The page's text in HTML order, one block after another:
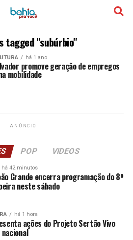
tagged "subúrbio"
há 1 ano
promove geração de empregos
mobilidade
ANÚNCIO
POP VIDEOS
há 42 minutos
Grande encerra programação do 8º
neste sábado
há 1 hora
ações do Projeto Sertão Vivo